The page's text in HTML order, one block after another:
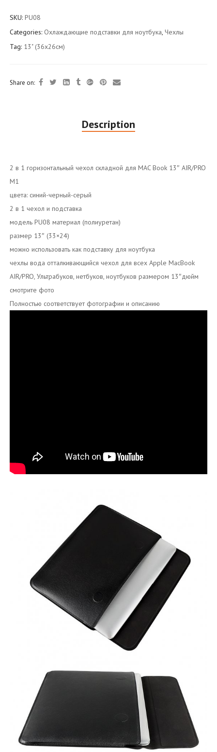
SKU: PU08
Categories: Охлаждающие подставки для ноутбука, Чехлы
Tag: 13" (36x26см)
Share on:
Description
2 в 1 горизонтальный чехол складной для MAC Book 13″ AIR/PRO
M1
цвета: синий-черный-серый
2 в 1 чехол и подставка
модель PU08 материал (полиуретан)
размер 13″ (33×24)
можно использовать как подставку для ноутбука
чехлы вода отталкивающийся чехол для всех Apple MacBook
AIR/PRO, Ультрабуков, нетбуков, ноутбуков размером 13″дюйм
смотрите фото
Полностью соответствует фотографии и описанию